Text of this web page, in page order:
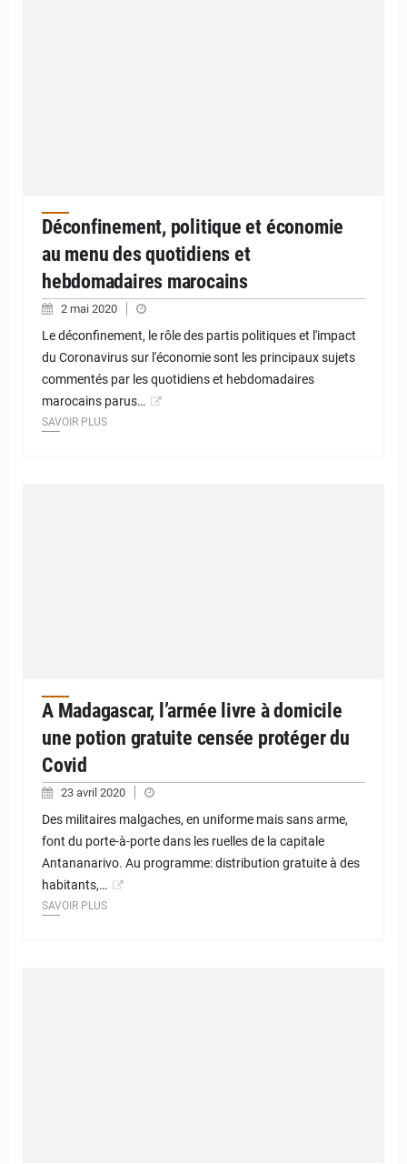
Déconfinement, politique et économie
au menu des quotidiens et
hebdomadaires marocains
2 mai 2020
Le déconfinement, le rôle des partis politiques et l'impact
du Coronavirus sur l'économie sont les principaux sujets
commentés par les quotidiens et hebdomadaires
marocains parus…
SAVOIR PLUS
A Madagascar, l’armée livre à domicile
une potion gratuite censée protéger du
Covid
23 avril 2020
Des militaires malgaches, en uniforme mais sans arme,
font du porte-à-porte dans les ruelles de la capitale
Antananarivo. Au programme: distribution gratuite à des
habitants,…
SAVOIR PLUS